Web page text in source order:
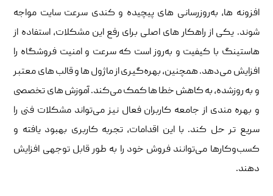
افزونه‌ ها، به‌روزرسانی‌ های پیچیده و کندی سرعت سایت مواجه
شوند. یکی از راهکار های اصلی برای رفع این مشکلات، استفاده از
هاستینگ با کیفیت و به‌روز است که سرعت و امنیت فروشگاه را
افزایش می‌دهد. همچنین، بهره‌گیری از ماژول ‌ها و قالب‌ های معتبر
و به ‌روزشده، به کاهش خطا ها کمک می‌کند. آموزش ‌های تخصصی
و بهره ‌مندی از جامعه کاربران فعال نیز می‌تواند مشکلات فنی را
سریع ‌تر حل کند. با این اقدامات، تجربه کاربری بهبود یافته و
کسب‌وکارها می‌توانند فروش خود را به طور قابل توجهی افزایش
دهند.